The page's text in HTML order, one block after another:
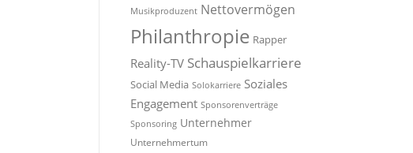
Musikproduzent Nettovermögen
Philanthropie Rapper
Reality-TV Schauspielkarriere
Social Media Solokarriere Soziales
Engagement Sponsorenverträge
Sponsoring Unternehmer
Unternehmertum